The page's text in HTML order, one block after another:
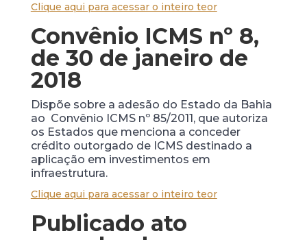
Clique aqui para acessar o inteiro teor
Convênio ICMS nº 8,
de 30 de janeiro de
2018
Dispõe sobre a adesão do Estado da Bahia
ao Convênio ICMS nº 85/2011, que autoriza
os Estados que menciona a conceder
crédito outorgado de ICMS destinado a
aplicação em investimentos em
infraestrutura.
Clique aqui para acessar o inteiro teor
Publicado ato